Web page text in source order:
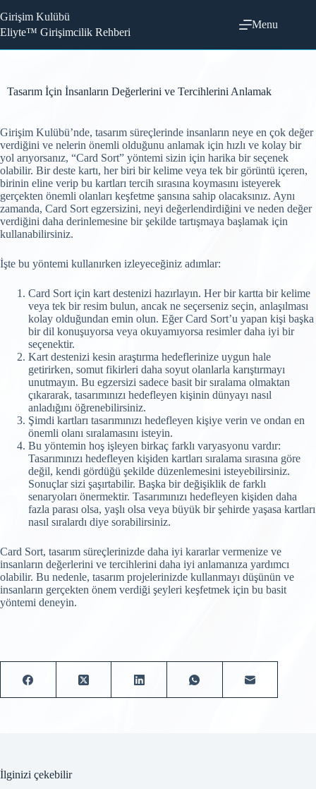
to
content
Girişim Kulübü
Eliyte™ Girişimcilik Rehberi
Menu
Tasarım İçin İnsanların Değerlerini ve Tercihlerini Anlamak
Girişim Kulübü’nde, tasarım süreçlerinde insanların neye en çok değer
verdiğini ve nelerin önemli olduğunu anlamak için hızlı ve kolay bir
yol arıyorsanız, “Card Sort” yöntemi sizin için harika bir seçenek
olabilir. Bir deste kartı, her biri bir kelime veya tek bir görüntü içeren,
birinin eline verip bu kartları tercih sırasına koymasını isteyerek
gerçekten önemli olanları keşfetme şansına sahip olacaksınız. Aynı
zamanda, Card Sort egzersizini, neyi değerlendirdiğini ve neden değer
verdiğini daha derinlemesine bir şekilde tartışmaya başlamak için
kullanabilirsiniz.
İşte bu yöntemi kullanırken izleyeceğiniz adımlar:
Card Sort için kart destenizi hazırlayın. Her bir kartta bir kelime
veya tek bir resim bulun, ancak ne seçerseniz seçin, anlaşılması
kolay olduğundan emin olun. Eğer Card Sort’u yapan kişi başka
bir dil konuşuyorsa veya okuyamıyorsa resimler daha iyi bir
seçenektir.
Kart destenizi kesin araştırma hedeflerinize uygun hale
getirirken, somut fikirleri daha soyut olanlarla karıştırmayı
unutmayın. Bu egzersizi sadece basit bir sıralama olmaktan
çıkararak, tasarımınızı hedefleyen kişinin dünyayı nasıl
anladığını öğrenebilirsiniz.
Şimdi kartları tasarımınızı hedefleyen kişiye verin ve ondan en
önemli olanı sıralamasını isteyin.
Bu yöntemin hoş işleyen birkaç farklı varyasyonu vardır:
Tasarımınızı hedefleyen kişiden kartları sıralama sırasına göre
değil, kendi gördüğü şekilde düzenlemesini isteyebilirsiniz.
Sonuçlar sizi şaşırtabilir. Başka bir değişiklik de farklı
senaryoları önermektir. Tasarımınızı hedefleyen kişiden daha
fazla parası olsa, yaşlı olsa veya büyük bir şehirde yaşasa kartları
nasıl sıralardı diye sorabilirsiniz.
Card Sort, tasarım süreçlerinizde daha iyi kararlar vermenize ve
insanların değerlerini ve tercihlerini daha iyi anlamanıza yardımcı
olabilir. Bu nedenle, tasarım projelerinizde kullanmayı düşünün ve
insanların gerçekten önem verdiği şeyleri keşfetmek için bu basit
yöntemi deneyin.
İlginizi çekebilir